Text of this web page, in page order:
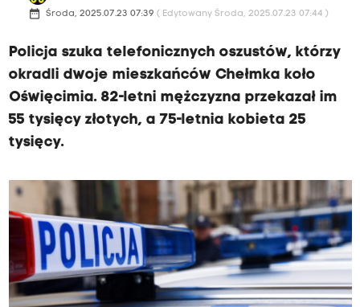
date_range Środa, 2025.07.23 07:39 ( Edytowany Środa, 2025.07.23 07:44 )
Policja szuka telefonicznych oszustów, którzy
okradli dwoje mieszkańców Chełmka koło
Oświęcimia. 82-letni mężczyzna przekazał im
55 tysięcy złotych, a 75-letnia kobieta 25
tysięcy.